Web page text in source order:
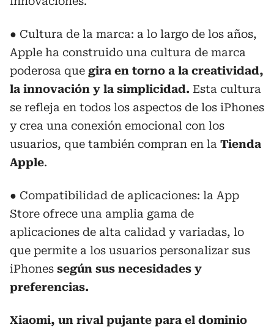
● Cultura de la marca: a lo largo de los años,
Apple ha construido una cultura de marca
poderosa que gira en torno a la creatividad,
la innovación y la simplicidad. Esta cultura
se refleja en todos los aspectos de los iPhones
y crea una conexión emocional con los
usuarios, que también compran en la Tienda
Apple.
● Compatibilidad de aplicaciones: la App
Store ofrece una amplia gama de
aplicaciones de alta calidad y variadas, lo
que permite a los usuarios personalizar sus
iPhones según sus necesidades y
preferencias.
Xiaomi, un rival pujante para el dominio